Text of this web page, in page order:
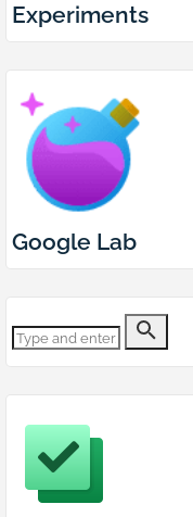
Experiments
Google Lab